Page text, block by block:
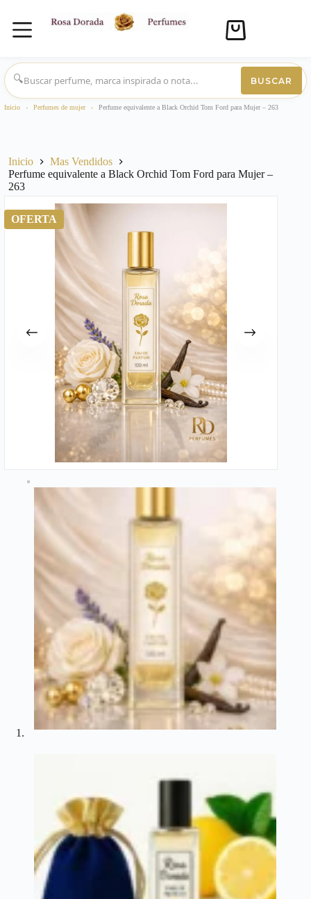
Saltar
al
contenido
Carro
compra
🔍
BUSCAR
Inicio › Perfumes de mujer › Perfume equivalente a Black Orchid Tom Ford para Mujer – 263
Inicio
Mas Vendidos
Perfume equivalente a Black Orchid Tom Ford para Mujer –
263
OFERTA